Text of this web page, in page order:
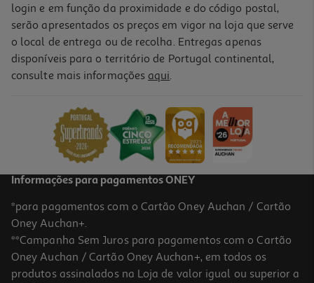
Caixa Arrumação Actuel 37.5x15x26.5cm
login e em função da proximidade e do código postal,
serão apresentados os preços em vigor na loja que serve
o local de entrega ou de recolha. Entregas apenas
disponíveis para o território de Portugal continental,
consulte mais informações aqui.
Informações para pagamentos ONEY
*para pagamentos com o Cartão Oney Auchan / Cartão
Oney Auchan+.
**Campanha Sem Juros para pagamentos com o Cartão
Oney Auchan / Cartão Oney Auchan+, em todos os
produtos assinalados na Loja de valor igual ou superior a